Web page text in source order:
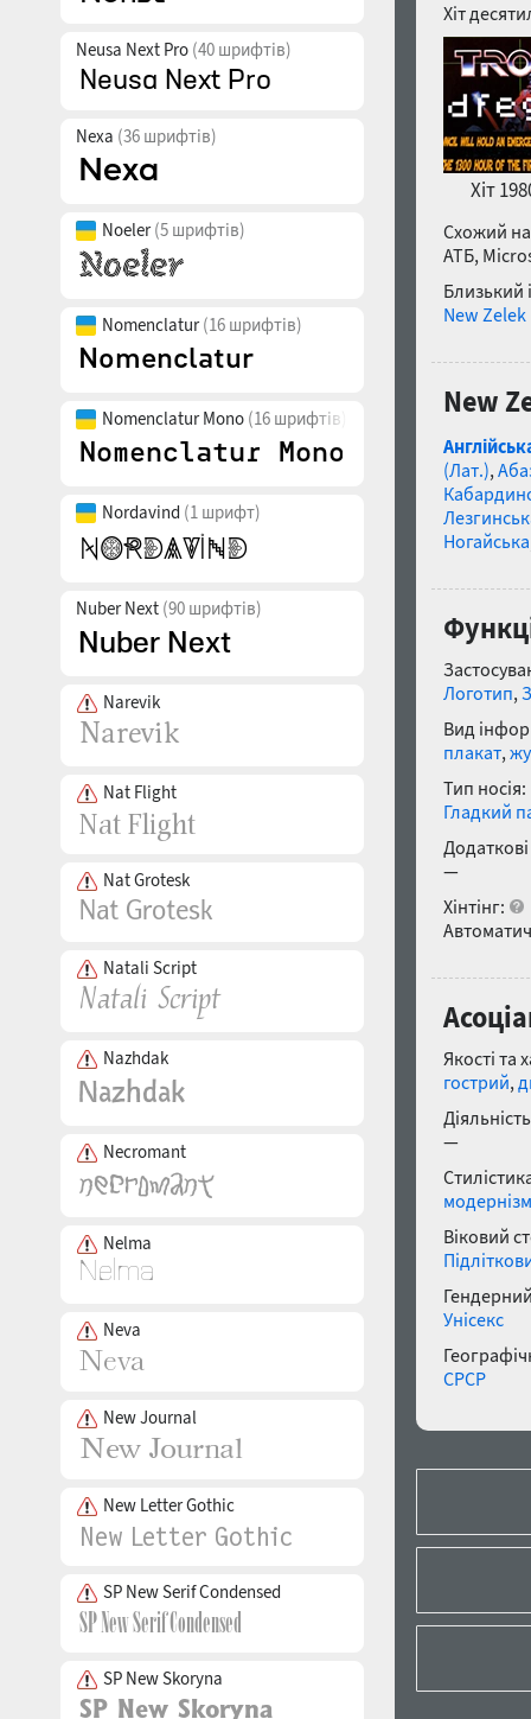
Neusa Next Pro (40 шрифтів)
Nexa (36 шрифтів)
Noeler(5 шрифтів)
Nomenclatur(16 шрифтів)
Nomenclatur Mono (16 шрифтів)
Nordavind (1 шрифт)
Nuber Next (90 шрифтів)
Narevik
Nat Flight
Nat Grotesk
Natali Script
Nazhdak
Necromant
Nelma
Neva
New Journal
New Letter Gothic
SP New Serif Condensed
SP New Skoryna
Хіт
Хіт
Схожий на
АТБ,
Близький
New Zelek
New
(Лат.),
Ногайська
Логотип,
Вид
плакат,
Тип носія:
Гладкий
—
Хінтінг:
Якості та
гострий,
—
модернізм
Віковий
Унісекс
СРСР